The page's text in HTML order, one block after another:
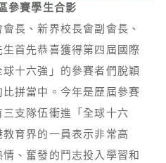
參賽學生合影
長、新界校長會副會長、
首先恭喜獲得第四屆國際
十六強」的參賽者們脫穎
拼當中。今年是歷屆參賽
支隊伍衝進「全球十六
育界的一員表示非常高
、奮發的鬥志投入學習和